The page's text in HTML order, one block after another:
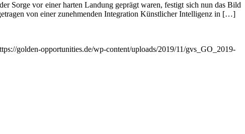
Sorge vor einer harten Landung geprägt waren, festigt sich nun das Bild
von einer zunehmenden Integration Künstlicher Intelligenz in […]
golden-opportunities.de/wp-content/uploads/2019/11/gvs_GO_2019-